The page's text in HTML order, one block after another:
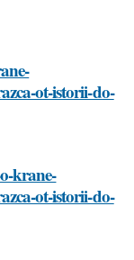
ot-istorii-do-
krane-
ot-istorii-do-